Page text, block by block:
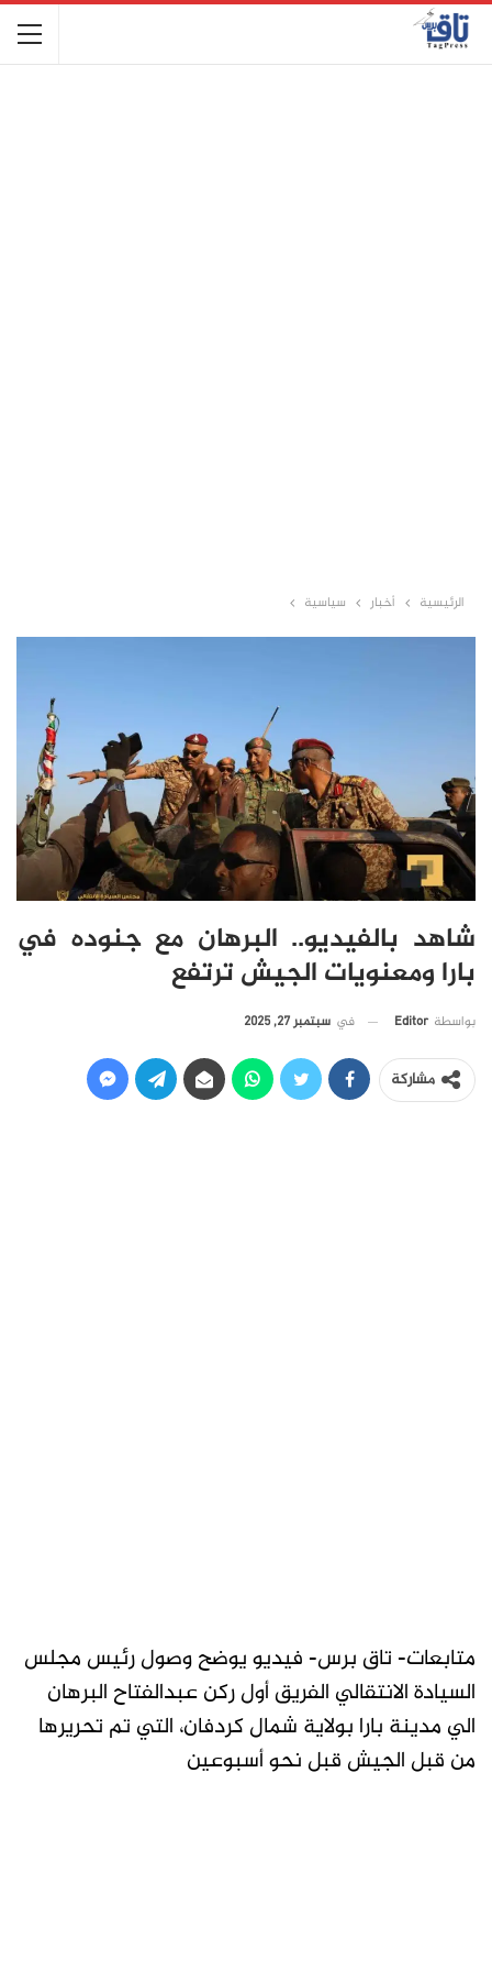
الرئيسية أخبار سياسية
شاهد بالفيديو.. البرهان مع جنوده في
بارا ومعنويات الجيش ترتفع
بواسطة Editor في سبتمبر 27, 2025
مشاركة
متابعات- تاق برس- فيديو يوضح وصول رئيس مجلس
السيادة الانتقالي الفريق أول ركن عبدالفتاح البرهان
الي مدينة بارا بولاية شمال كردفان، التي تم تحريرها
من قبل الجيش قبل نحو أسبوعين